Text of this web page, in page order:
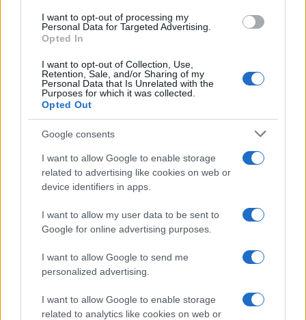
I want to opt-out of processing my
Personal Data for Targeted Advertising.
Opted In
I want to opt-out of Collection, Use,
Retention, Sale, and/or Sharing of my
Personal Data that Is Unrelated with the
Purposes for which it was collected.
Opted Out
Google consents
I want to allow Google to enable storage
related to advertising like cookies on web or
device identifiers in apps.
I want to allow my user data to be sent to
Google for online advertising purposes.
I want to allow Google to send me
personalized advertising.
I want to allow Google to enable storage
related to analytics like cookies on web or
La guerre des géants de la tech : Apple contre OpenAI
Juliette Bernard · 7 Août 2026
NEWS